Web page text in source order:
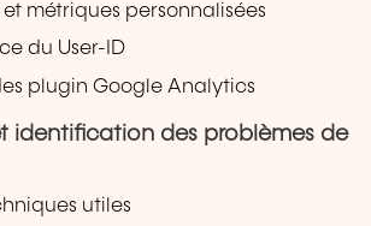
et métriques personnalisées
du User-ID
plugin Google Analytics
identification des problèmes de
utiles